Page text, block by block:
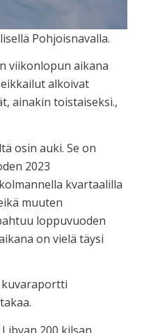
Pohjoisnavalla.
viikonlopun aikana
alkoivat
ainakin toistaiseksi.,
osin auki. Se on
2023
kvartaalilla
muuten
loppuvuoden
on vielä täysi